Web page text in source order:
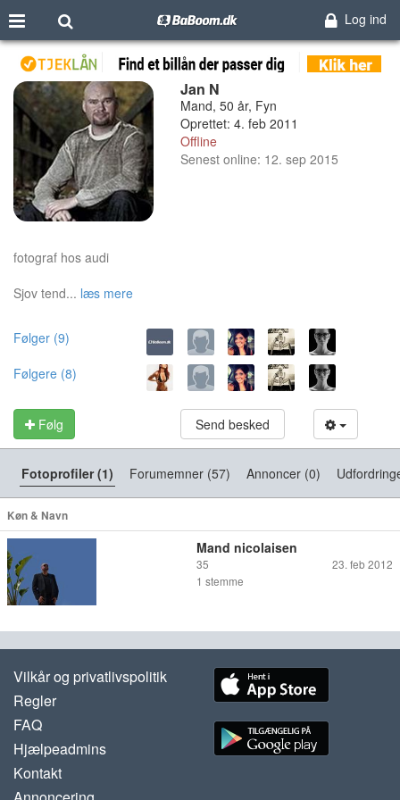
Log ind
Jan N
Mand, 50 år, Fyn
Oprettet: 4. feb 2011
Offline
Senest online: 12. sep 2015
fotograf hos audi
Sjov tend... læs mere
Følger (9)
Følgere (8)
Følg Send besked
Fotoprofiler (1) Forumemner (57) Annoncer (0)
Køn & Navn
Mand nicolaisen
35
23. feb 2012
1 stemme
Vilkår og privatlivspolitik
Regler
FAQ
Hjælpeadmins
Kontakt